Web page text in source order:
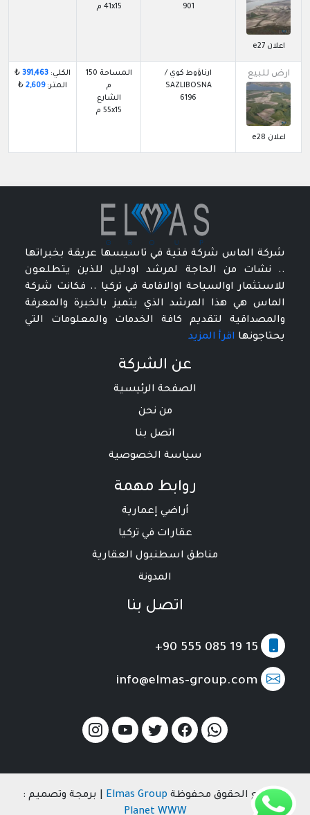
اعلان e27
901
41x15 م
ارض للبيع
اعلان e28
ارناؤوط كوي /
SAZLIBOSNA
6196
المساحة 150
م
الشارع
55x15 م
الكلي: 391,463
₺
المتر:2,609
₺
شركة الماس شركة فتية في تاسيسها عريقة بخبراتها
.. نشات من الحاجة لمرشد اودليل للذين يتطلعون
للاستثمار اوالسياحة اوالاقامة في تركيا .. فكانت شركة
الماس هي هذا المرشد الذي يتميز بالخبرة والمعرفة
والمصداقية لتقديم كافة الخدمات والمعلومات التي
يحتاجونها اقرأ المزيد
عن الشركة
الصفحة الرئيسية
من نحن
اتصل بنا
سياسة الخصوصية
روابط مهمة
أراضي إعمارية
عقارات في تركيا
مناطق اسطنبول العقارية
المدونة
اتصل بنا
+90 555 085 19 15
info@elmas-group.com
© جميع الحقوق محفوظة Elmas Group | برمجة وتصميم :
Planet WWW